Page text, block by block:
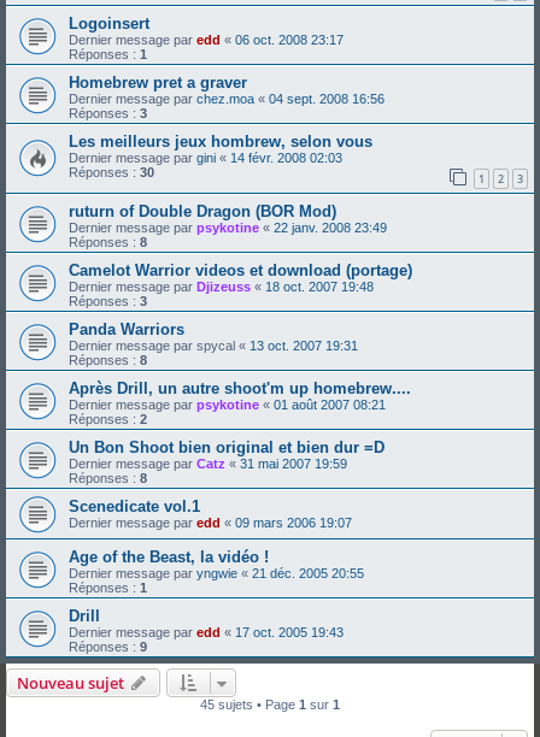
Logoinsert
Dernier message par edd « 06 oct. 2008 23:17
Réponses : 1
Homebrew pret a graver
Dernier message par chez.moa « 04 sept. 2008 16:56
Réponses : 3
Les meilleurs jeux hombrew, selon vous
Dernier message par gini « 14 févr. 2008 02:03
Réponses : 30 1 2 3
ruturn of Double Dragon (BOR Mod)
Dernier message par psykotine « 22 janv. 2008 23:49
Réponses : 8
Camelot Warrior videos et download (portage)
Dernier message par Djizeuss « 18 oct. 2007 19:48
Réponses : 3
Panda Warriors
Dernier message par spycal « 13 oct. 2007 19:31
Réponses : 8
Après Drill, un autre shoot'm up homebrew....
Dernier message par psykotine « 01 août 2007 08:21
Réponses : 2
Un Bon Shoot bien original et bien dur =D
Dernier message par Catz « 31 mai 2007 19:59
Réponses : 8
Scenedicate vol.1
Dernier message par edd « 09 mars 2006 19:07
Age of the Beast, la vidéo !
Dernier message par yngwie « 21 déc. 2005 20:55
Réponses : 1
Drill
Dernier message par edd « 17 oct. 2005 19:43
Réponses : 9
Nouveau sujet
45 sujets • Page 1 sur 1